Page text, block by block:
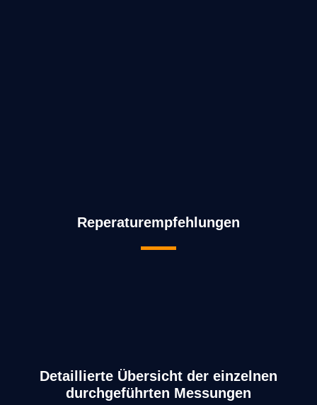
Reperaturempfehlungen
Detaillierte Übersicht der einzelnen
durchgeführten Messungen